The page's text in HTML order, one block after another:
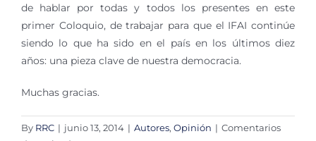
de hablar por todas y todos los presentes en este
primer Coloquio, de trabajar para que el IFAI continúe
siendo lo que ha sido en el país en los últimos diez
años: una pieza clave de nuestra democracia.
Muchas gracias.
By RRC | junio 13, 2014 | Autores, Opinión | Comentarios